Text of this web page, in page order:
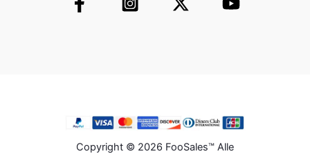
Copyright © 2026 FooSales™ Alle